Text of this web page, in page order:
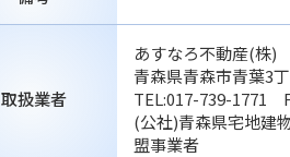
取扱業者
あすなろ不動産(株)
青森県青森市青葉3
TEL:017-739-1771
(公社)青森県宅地建
盟事業者